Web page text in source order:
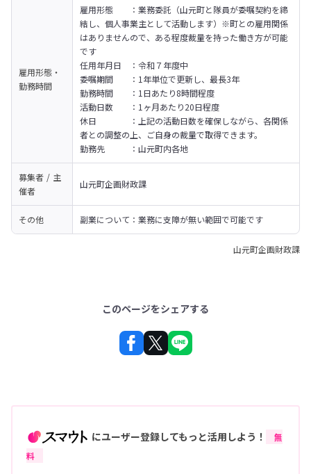
雇用形態・
勤務時間
雇用形態　　：業務委託（山元町と隊員が委嘱契約を締
結し、個人事業主として活動します）※町との雇用関係
はありませんので、ある程度裁量を持った働き方が可能
です
任用年月日　：令和７年度中
委嘱期間　　：1年単位で更新し、最長3年
勤務時間　　：1日あたり8時間程度
活動日数　　：1ヶ月あたり20日程度
休日　　　　：上記の活動日数を確保しながら、各関係
者との調整の上、ご自身の裁量で取得できます。
勤務先　　　：山元町内各地
募集者 / 主
催者
山元町企画財政課
その他 副業について：業務に支障が無い範囲で可能です
山元町企画財政課
このページをシェアする
にユーザー登録してもっと活用しよう！
無
料